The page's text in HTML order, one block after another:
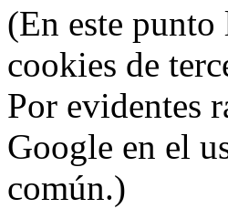
(En este
cookies de
Por evidentes
Google en el
común.)